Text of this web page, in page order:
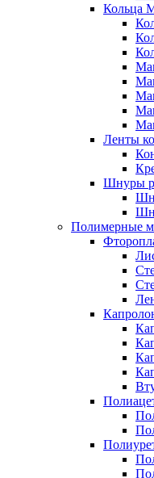
Кольца
Ленты
Шнуры
Полимерные